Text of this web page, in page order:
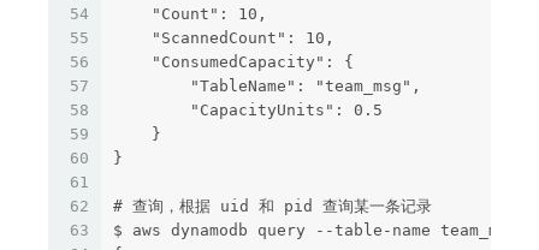
54
55
56
57
58
59
60
61
62
63
    "Count": 10,
    "ScannedCount": 10,
    "ConsumedCapacity": {
        "TableName": "team_msg",
        "CapacityUnits": 0.5
    }
}
# 查询，根据 uid 和 pid 查询某一条记录
$ aws dynamodb query --table-name